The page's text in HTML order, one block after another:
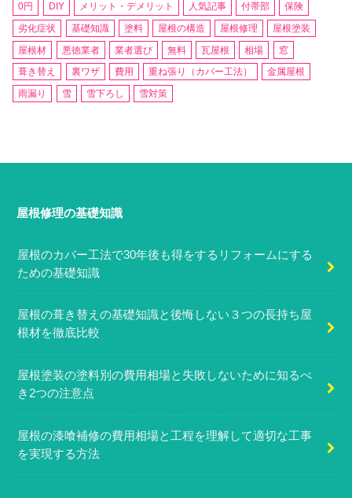
0円 DIY メリット・デメリット 人気記事 付帯部
保険
劣化症状
基礎知識 塗料 屋根の構造 屋根修理
屋根塗装
屋根材
悪徳業者 業者選び 無料 瓦屋根 相場
窓
葺き替え
裏ワザ 費用 重ね張り（カバー工法）
金属屋根
雨漏り
雪 雪下ろし 雪対策
屋根修理の基礎知識
屋根のカバー工法で30年後も得をするリフォームにする
ための基礎知識
屋根の葺き替えの基礎知識と後悔しない３つの長持ち屋
根材を徹底比較
屋根塗装の塗料別の費用相場と失敗しないために知るべ
き2つの注意点
屋根の漆喰補修の費用相場と工程を理解して適切な工事
を実現する方法